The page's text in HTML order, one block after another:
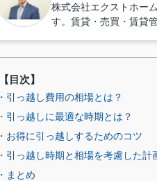
株式会社エクストホー
す。賃貸・売買・賃貸
【目次】
・引っ越し費用の相場とは？
・引っ越しに最適な時期とは？
・お得に引っ越しするためのコツ
・引っ越し時期と相場を考慮した計
・まとめ